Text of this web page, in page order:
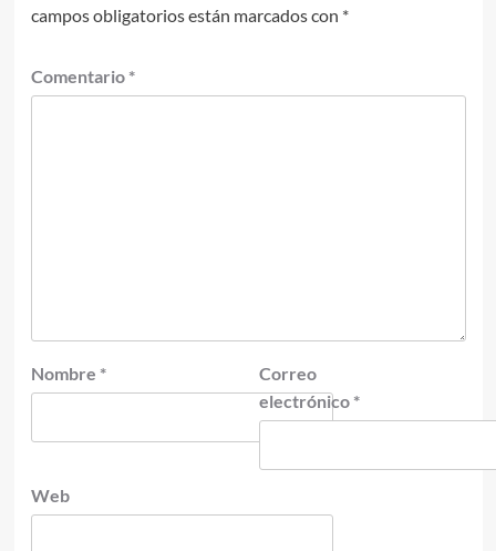
campos obligatorios están marcados con *
Comentario *
Nombre *
Correo
electrónico *
Web